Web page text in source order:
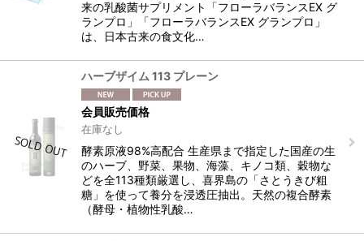
並び順
来の乳酸菌サプリメント「フローラバランスEX グ
ランプロ」「フローラバランスEX グランプロ」
は、日本古来の食文化…
ハーブザイム 113 プレーン
会員販売価格
在庫なし
酵素原液98%高配合 生産県まで指定した国産の生
のハーブ、野菜、果物、海藻、キノコ類、穀物な
どを全113種類厳選し、喜界島の「さとうきび粗
糖」を使って養分を浸透圧抽出。天然の複合酵素
（酵母・植物性乳酸…